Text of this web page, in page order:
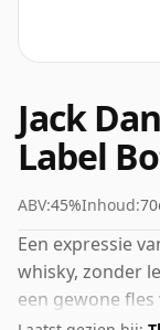
Jack
Label
ABV:45%Inhoud:
Een expressie
whisky, zonder
een gewone